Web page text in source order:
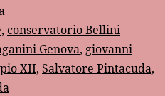
, conservatorio Bellini
Genova, giovanni
pio XII, Salvatore Pintacuda,